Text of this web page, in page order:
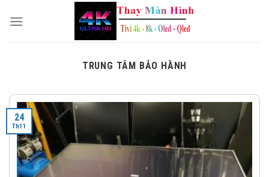
TRUNG TÂM BẢO HÀNH
24
Th11